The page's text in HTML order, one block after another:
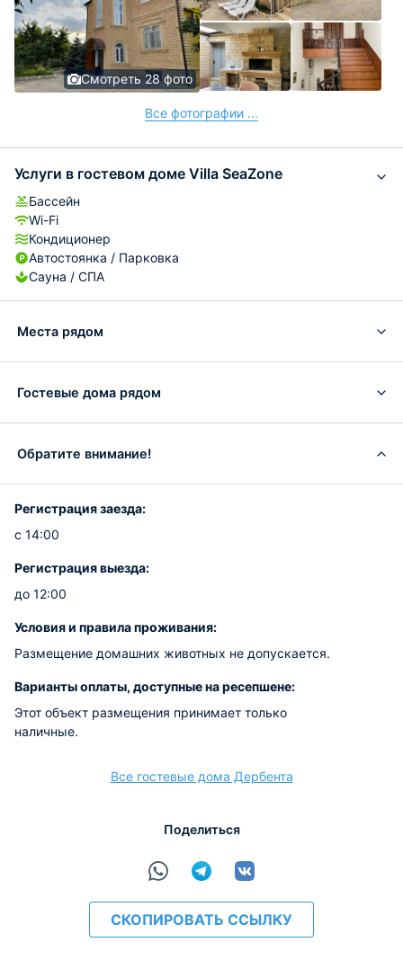
Смотреть 28 фото
Все фотографии ...
Услуги в гостевом доме Villa SeaZone
Бассейн
Wi-Fi
Кондиционер
Автостоянка / Парковка
Сауна / СПА
Места рядом
Гостевые дома рядом
Обратите внимание!
Регистрация заезда:
с 14:00
Регистрация выезда:
до 12:00
Условия и правила проживания:
Размещение домашних животных не допускается.
Варианты оплаты, доступные на ресепшене:
Этот объект размещения принимает только
наличные.
Все гостевые дома Дербента
Поделиться
СКОПИРОВАТЬ ССЫЛКУ